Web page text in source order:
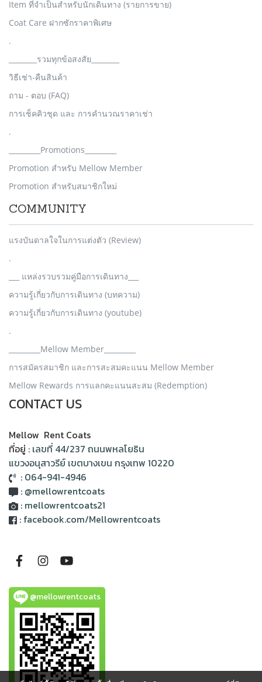
Item ที่จำเป็นสำหรับนักเดินทาง (รายการขาย)
Coat Care ฝากซักราคาพิเศษ
.
________รวมทุกข้อสงสัย________
วิธีเช่า-คืนสินค้า
ถาม - ตอบ (FAQ)
การเช็คคิวชุด และ การคำนวณราคาเช่า
.
_________Promotions_________
Promotion สำหรับ Mellow Member
Promotion สำหรับสมาชิกใหม่
COMMUNITY
แรงบันดาลใจในการแต่งตัว (Review)
.
___ แหล่งรวบรวมคู่มือการเดินทาง___
ความรู้เกี่ยวกับการเดินทาง (บทความ)
ความรู้เกี่ยวกับการเดินทาง (youtube)
.
_________Mellow Member_________
การสมัครสมาชิก และการสะสมคะแนน Mellow Member
Mellow Rewards การแลกคะแนนสะสม (Redemption)
CONTACT US
Mellow Rent Coats
ที่อยู่ : เลขที่ 44/237 ถนนพหลโยธิน
แขวงอนุสาวรีย์ เขตบางเขน กรุงเทพ 10220
: 064-941-4946
: @mellowrentcoats
: mellowrentcoats21
: facebook.com/Mellowrentcoats
@mellowrentcoats